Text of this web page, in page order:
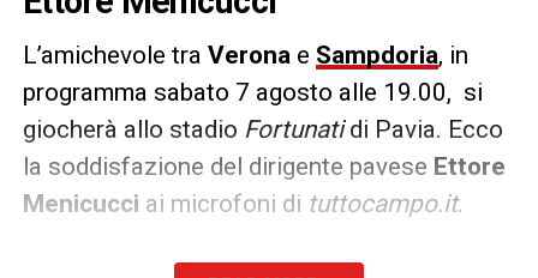
L’amichevole tra Verona e Sampdoria, in
programma sabato 7 agosto alle 19.00, si
giocherà allo stadio Fortunatidi Pavia. Ecco
la soddisfazione del dirigente pavese Ettore
Menicucci ai microfoni di tuttocampo.it.
Sabato 7 Agosto Verona – Sampdoria verrà